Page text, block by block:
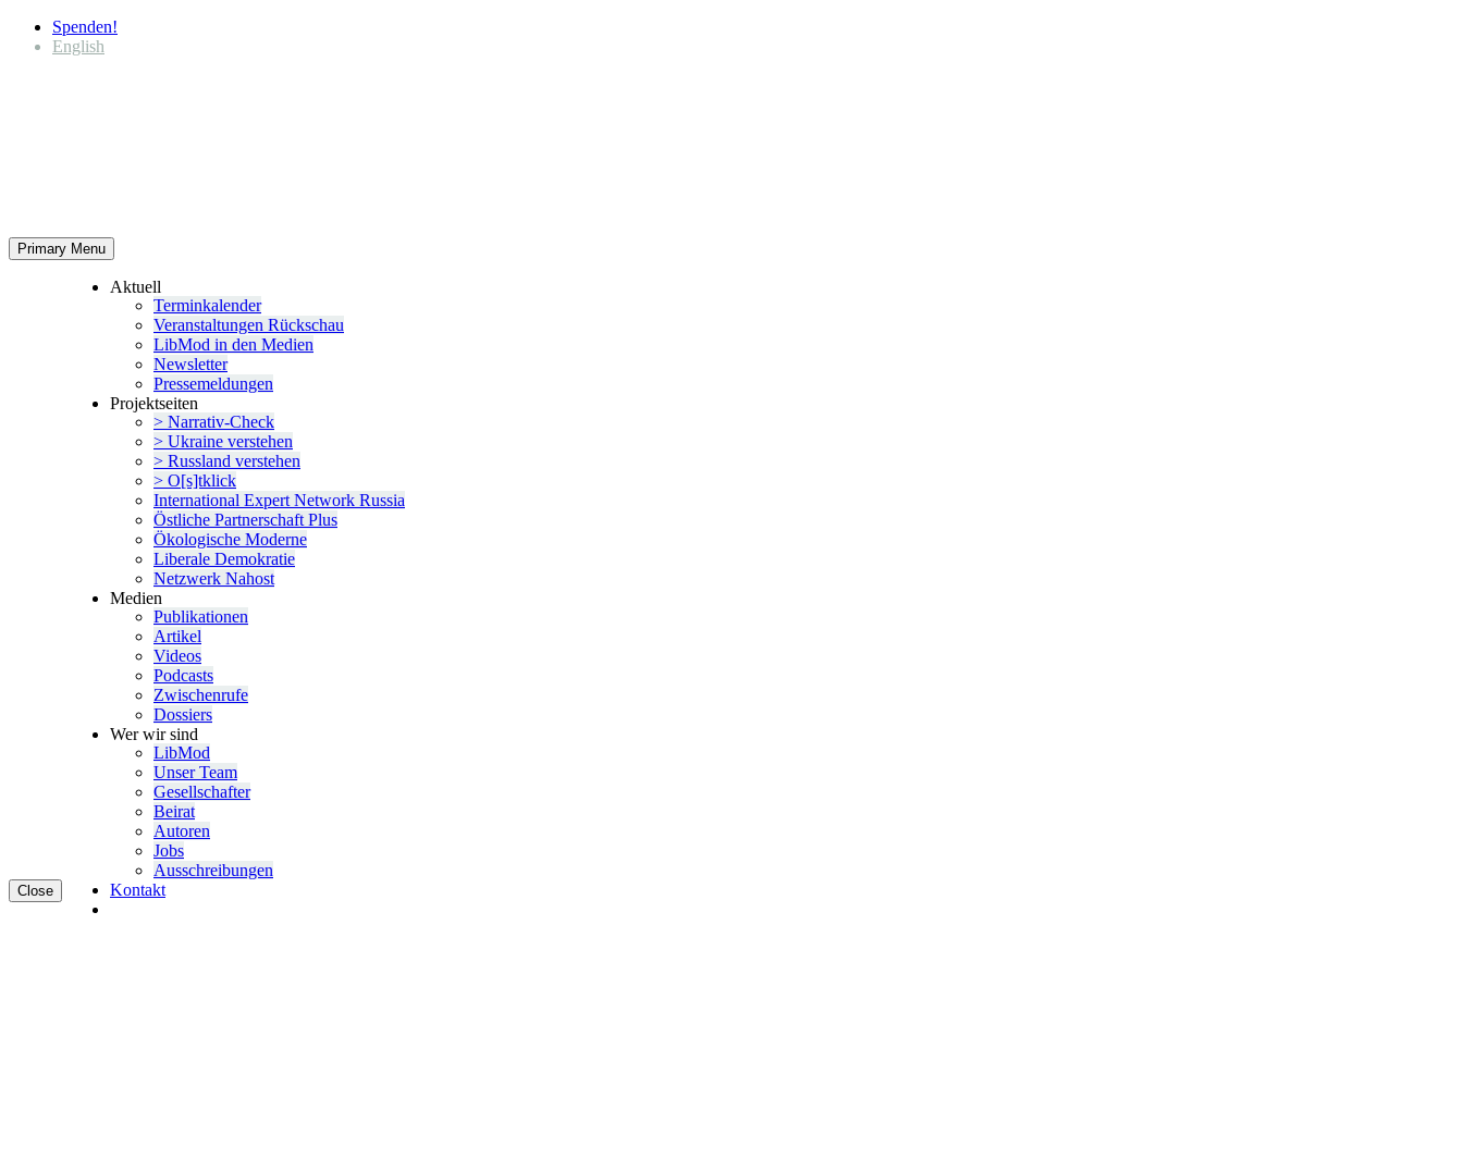
Spenden!
English
Primary Menu
Close
Aktuell
Termin­ka­lender
Veran­stal­tungen Rückschau
LibMod in den Medien
Newsletter
Presse­mel­dungen
Projekt­seiten
> Narrativ-Check
> Ukraine verstehen
> Russland verstehen
> O[s]tklick
Inter­na­tional Expert Network Russia
Östliche Partner­schaft Plus
Ökolo­gische Moderne
Liberale Demokratie
Netzwerk Nahost
Medien
Publi­ka­tionen
Artikel
Videos
Podcasts
Zwischenrufe
Dossiers
Wer wir sind
LibMod
Unser Team
Gesell­schafter
Beirat
Autoren
Jobs
Ausschrei­bungen
Kontakt